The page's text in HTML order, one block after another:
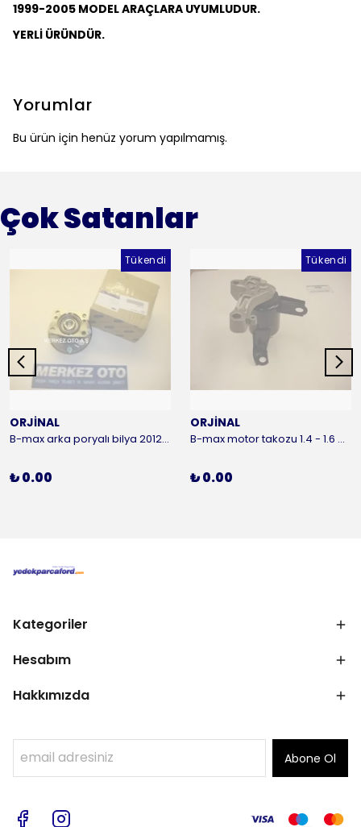
1999-2005 MODEL ARAÇLARA UYUMLUDUR.
YERLİ ÜRÜNDÜR.
Yorumlar
Bu ürün için henüz yorum yapılmamış.
Çok Satanlar
Tükendi
ORJİNAL
B-max arka poryalı bilya 2012-2016 ORJİNAL
₺ 0.00
Tükendi
ORJİNAL
B-max motor takozu 1.4 - 1.6 benzinli 2012-2016 ORJİNAL
₺ 0.00
Kategoriler
Hesabım
Hakkımızda
Abone Ol